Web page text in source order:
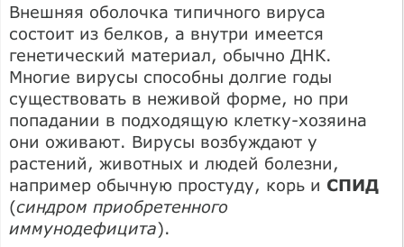
Внешняя оболочка типичного вируса
состоит из белков, а внутри имеется
генетический материал, обычно ДНК.
Многие вирусы способны долгие годы
существовать в неживой форме, но при
попадании в подходящую клетку-хозяина
они оживают. Вирусы возбуждают у
растений, животных и людей болезни,
например обычную простуду, корь и СПИД
(синдром приобретенного
иммунодефицита).